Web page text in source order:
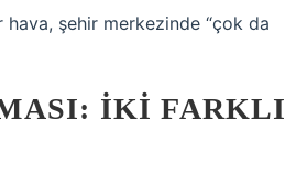
şehir merkezinde “çok da
İKI FARKLI